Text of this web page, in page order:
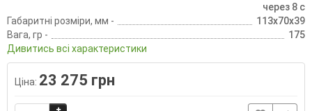
через 8 с
Габаритні розміри, мм -
113x70x39
Вага, гр -
175
Дивитись всі характеристики
Ціна: 23 275 грн